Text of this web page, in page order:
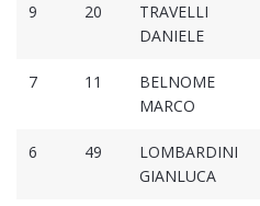
9 20
TRAVELLI
DANIELE
7 11
BELNOME
MARCO
6 49
LOMBARDINI
GIANLUCA